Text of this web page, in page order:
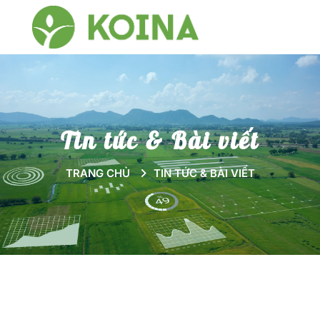
Tin tức & Bài viết
TRANG CHỦ TIN TỨC & BÀI VIẾT